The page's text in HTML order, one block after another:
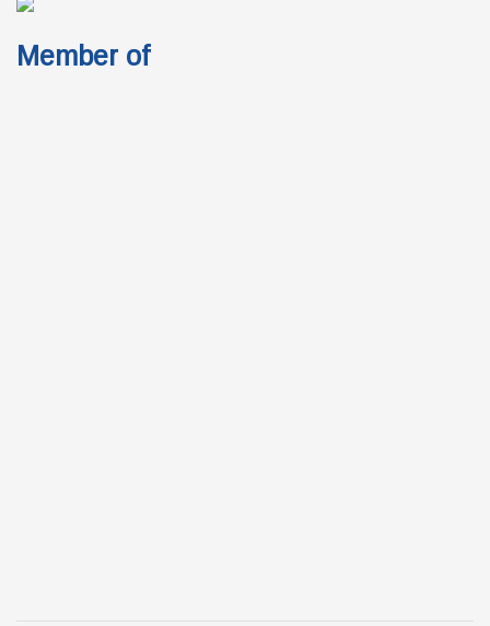
Member of